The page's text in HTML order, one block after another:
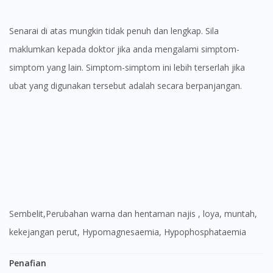
To serve you better, would you like to head over to
DoctorOnCall Singapore?
Senarai di atas mungkin tidak penuh dan lengkap. Sila
maklumkan kepada doktor jika anda mengalami simptom-
simptom yang lain. Simptom-simptom ini lebih terserlah jika
ubat yang digunakan tersebut adalah secara berpanjangan.
Sembelit,Perubahan warna dan hentaman najis , loya, muntah,
kekejangan perut, Hypomagnesaemia, Hypophosphataemia
Penafian